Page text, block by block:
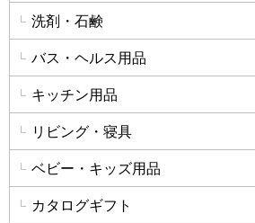
洗剤・石鹸
バス・ヘルス用品
キッチン用品
リビング・寝具
ベビー・キッズ用品
カタログギフト